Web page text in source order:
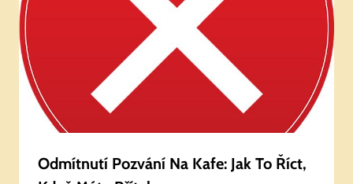
Odmítnutí Pozvání Na Kafe: Jak To Říct,